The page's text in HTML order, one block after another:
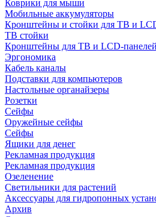
Коврики для мыши
Мобильные аккумуляторы
Кронштейны и стойки для ТВ и
ТВ стойки
Кронштейны для ТВ и LCD-панелей
Эргономика
Кабель каналы
Подставки для компьютеров
Настольные органайзеры
Розетки
Сейфы
Оружейные сейфы
Сейфы
Ящики для денег
Рекламная продукция
Рекламная продукция
Озеленение
Светильники для растений
Аксессуары для гидропонных
Архив